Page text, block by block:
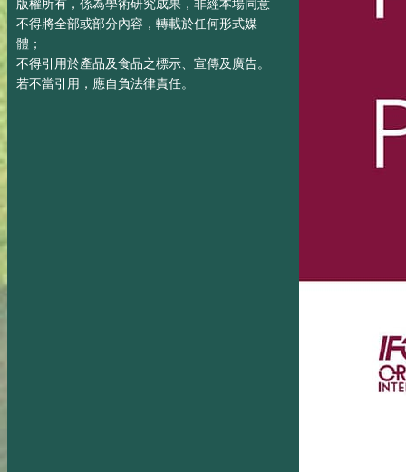
版權所有，係為學術研究成果，非經本場同意
不得將全部或部分內容，轉載於任何形式媒
體；
不得引用於產品及食品之標示、宣傳及廣告。
若不當引用，應自負法律責任。